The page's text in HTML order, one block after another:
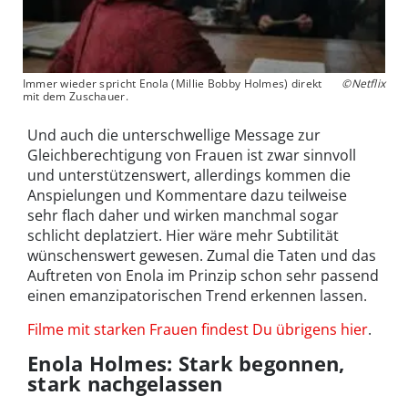
Immer wieder spricht Enola (Millie Bobby Holmes) direkt
mit dem Zuschauer.
©Netflix
Und auch die unterschwellige Message zur
Gleichberechtigung von Frauen ist zwar sinnvoll
und unterstützenswert, allerdings kommen die
Anspielungen und Kommentare dazu teilweise
sehr flach daher und wirken manchmal sogar
schlicht deplatziert. Hier wäre mehr Subtilität
wünschenswert gewesen. Zumal die Taten und das
Auftreten von Enola im Prinzip schon sehr passend
einen emanzipatorischen Trend erkennen lassen.
Filme mit starken Frauen findest Du übrigens hier.
Enola Holmes: Stark begonnen,
stark nachgelassen